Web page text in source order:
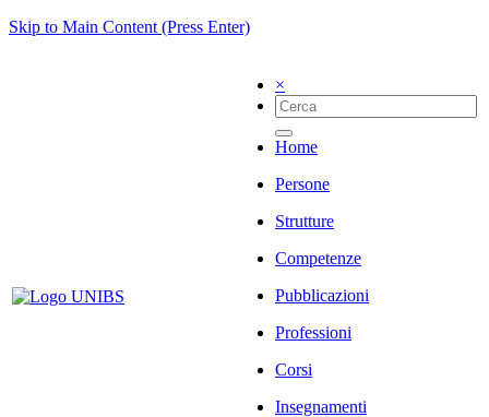
Skip to Main Content (Press Enter)
×
Home
Persone
Strutture
Competenze
Pubblicazioni
Professioni
Corsi
Insegnamenti